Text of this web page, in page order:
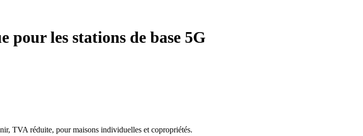
pour les stations de base 5G
TVA réduite, pour maisons individuelles et copropriétés.